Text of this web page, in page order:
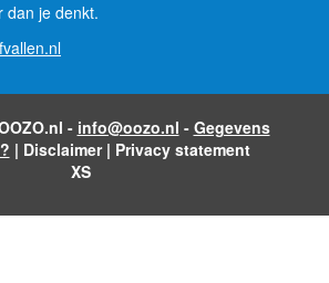
dan je denkt.
- info@oozo.nl - Gegevens
| Disclaimer| Privacy statement
XS